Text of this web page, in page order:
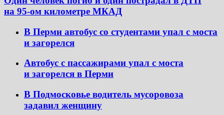
на 95-ом километре МКАД
В Перми автобус со студентами упал с моста
и загорелся
Автобус с пассажирами упал с моста
и загорелся в Перми
В Подмосковье водитель мусоровоза
задавил женщину